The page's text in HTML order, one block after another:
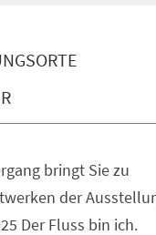
bringt Sie zu
der
Der Fluss bin ich.